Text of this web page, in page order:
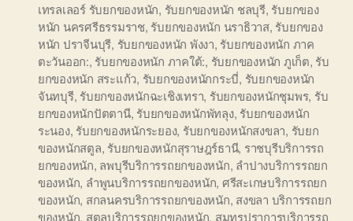
เทรลเลอร์ รับยกของหนัก, รับยกของหนัก ชลบุรี, รับยกของ
หนัก นครศรีธรรมราช, รับยกของหนัก นราธิวาส, รับยกของ
หนัก ปราจีนบุรี, รับยกของหนัก พังงา, รับยกของหนัก ภาค
ตะวันออก:, รับยกของหนัก ภาคใต้:, รับยกของหนัก ภูเก็ต, รับ
ยกของหนัก สระแก้ว, รับยกของหนักกระบี่, รับยกของหนัก
จันทบุรี, รับยกของหนักฉะเชิงเทรา, รับยกของหนักชุมพร, รับ
ยกของหนักปัตตานี, รับยกของหนักพัทลุง, รับยกของหนัก
ระนอง, รับยกของหนักระยอง, รับยกของหนักสงขลา, รับยก
ของหนักสตูล, รับยกของหนักสุราษฎร์ธานี, ราชบุรีบริการรถ
ยกของหนัก, ลพบุรีบริการรถยกของหนัก, ลำปางบริการรถยก
ของหนัก, ลำพูนบริการรถยกของหนัก, ศรีสะเกษบริการรถยก
ของหนัก, สกลนครบริการรถยกของหนัก, สงขลา บริการรถยก
ของหนัก, สตูลบริการรถยกของหนัก, สมุทรปราการบริการรถ